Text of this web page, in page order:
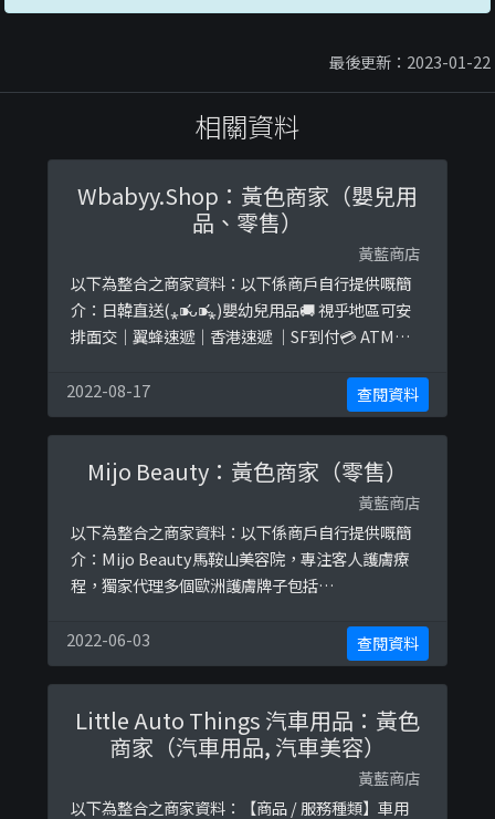
最後更新：2023-01-22
相關資料
Wbabyy.Shop：黃色商家（嬰兒用
品、零售）
黃藍商店
以下為整合之商家資料：以下係商戶自行提供嘅簡
介：日韓直送(⁎⁍̴̛ᴗ⁍̴̛⁎)嬰幼兒用品🚚 視乎地區可安
排面交｜翼蜂速遞｜香港速遞 ｜SF到付💳 ATM｜
ᴄᴏɴɴᴇᴄᴛ ғᴀᴄᴇ ᴛʜᴇ sᴀᴍᴇ ғᴀᴛᴇ以下係相關證明貼文：
https://www.facebook.com/wbabyyshop/pos
ts/13283890890 ...
2022-08-17 查閱資料
Mijo Beauty：黃色商家（零售）
黃藍商店
以下為整合之商家資料：以下係商戶自行提供嘅簡
介：Mijo Beauty馬鞍山美容院，專注客人護膚療
程，獨家代理多個歐洲護膚牌子包括
Primary Essence等。同時引入嶄新美容儀器致力
提供尊貴，專業，安全，高效的美容療程以下係相
關證明貼文：
https://www.facebook.com/608708142902174
/ph ...
2022-06-03 查閱資料
Little Auto Things 汽車用品：黃色
商家（汽車用品, 汽車美容）
黃藍商店
以下為整合之商家資料：【商品 / 服務種類】車用